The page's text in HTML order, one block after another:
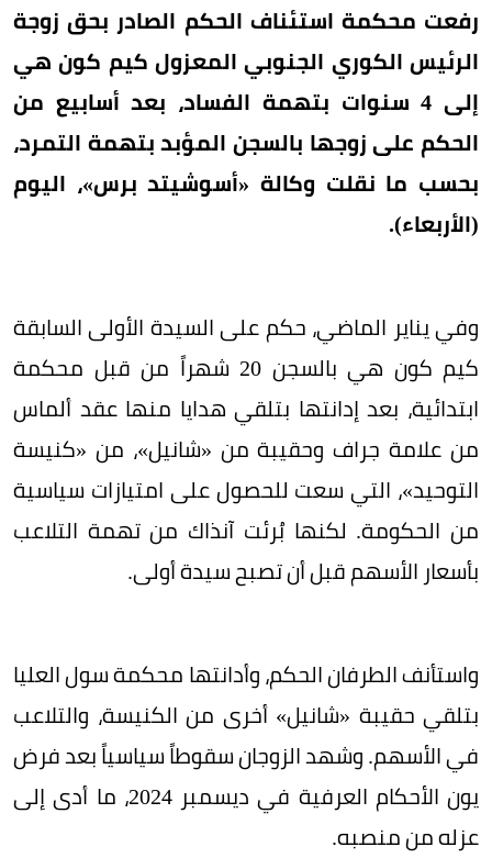
رفعت محكمة استئناف الحكم الصادر بحق زوجة
الرئيس الكوري الجنوبي المعزول كيم كون هي
إلى 4 سنوات بتهمة الفساد، بعد أسابيع من
الحكم على زوجها بالسجن المؤبد بتهمة التمرد،
بحسب ما نقلت وكالة «أسوشيتد برس»، اليوم
(الأربعاء).
وفي يناير الماضي، حكم على السيدة الأولى السابقة
كيم كون هي بالسجن 20 شهراً من قبل محكمة
ابتدائية، بعد إدانتها بتلقي هدايا منها عقد ألماس
من علامة جراف وحقيبة من «شانيل»، من «كنيسة
التوحيد»، التي سعت للحصول على امتيازات سياسية
من الحكومة. لكنها بُرئت آنذاك من تهمة التلاعب
بأسعار الأسهم قبل أن تصبح سيدة أولى.
واستأنف الطرفان الحكم، وأدانتها محكمة سول العليا
بتلقي حقيبة «شانيل» أخرى من الكنيسة، والتلاعب
في الأسهم. وشهد الزوجان سقوطاً سياسياً بعد فرض
يون الأحكام العرفية في ديسمبر 2024، ما أدى إلى
عزله من منصبه.